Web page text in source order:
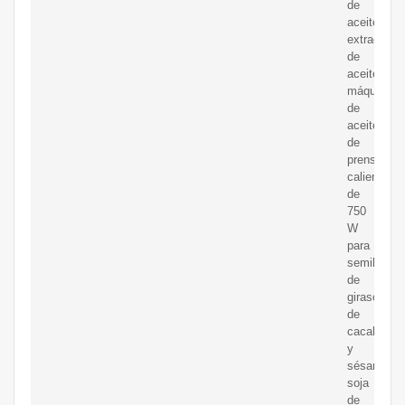
de
aceite,
extractor
de
aceite,
máquina
de
aceite
de
prensa
caliente/
de
750
W
para
semillas
de
girasol
de
cacahuete
y
sésamo,
soja
de